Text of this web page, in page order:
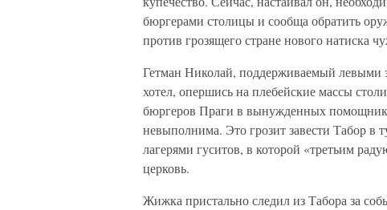
бюргерами столицы и сообща обратить
против грозящего стране нового натиска
Гетман Николай, поддерживаемый левыми
хотел, опершись на плебейские массы
бюргеров Праги в вынужденных
невыполнима. Это грозит завести Табор в
лагерями гуситов, в которой «третьим
церковь.
Жижка пристально следил из Табора за